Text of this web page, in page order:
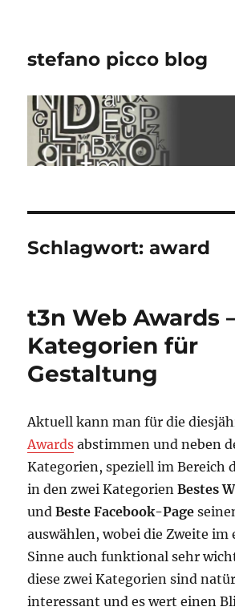
stefano picco blog
Schlagwort:award
t3n Web Awards
Kategorien für
Gestaltung
Aktuell kann man für die
Awards abstimmen und neben
Kategorien, speziell im Bereich
in den zwei KategorienBestes
undBeste Facebook-Page
auswählen, wobei die Zweite
Sinne auch funktional sehr
diese zwei Kategorien sind
interessant und es wert einen